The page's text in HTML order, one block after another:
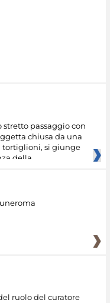
stretto passaggio con
chiusa da una
tortiglioni, si giunge
della
ruolo del curatore